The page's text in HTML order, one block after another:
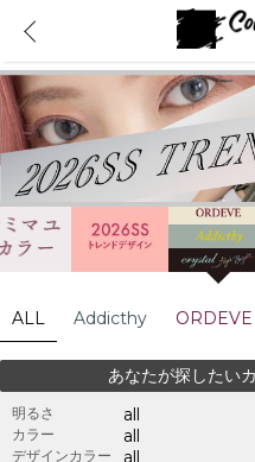
ALL Addicthy ORDEVE
あなたが探したい
明るさ all
カラー all
デザインカラー all